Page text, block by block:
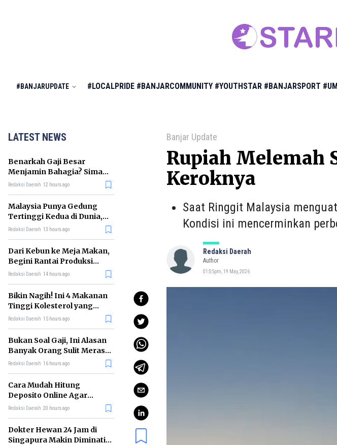
#BANJARUPDATE #LOCALPRIDE #BANJARCOMMUNITY #YOUTHSTAR #BANJARSPORT
LATEST NEWS
Benarkah Gaji Besar
Menjamin Bahagia? Simak
Penjelasan Ilmu Ekonomi
Redaksi Daerah 12 hours ago
Malaysia Punya Gedung
Tertinggi Kedua di Dunia,
Ini Daftar Lengkap 2026
Redaksi Daerah 13 hours ago
Dari Kebun ke Meja Makan,
Begini Rantai Produksi
Sawit di Indonesia
Redaksi Daerah 14 hours ago
Bikin Nagih! Ini 4 Makanan
Tinggi Kolesterol yang
Sebaiknya Dikurangi
Redaksi Daerah 15 hours ago
Bukan Soal Gaji, Ini Alasan
Banyak Orang Sulit Merasa
Cukup
Redaksi Daerah 16 hours ago
Cara Mudah Hitung
Deposito Online Agar
Untung dalam Jangka
Redaksi Daerah 20 hours ago
Dokter Hewan 24 Jam di
Singapura Makin Diminati,
Banjar Update
Rupiah Melemah
Keroknya
Saat Ringgit Malaysia
Kondisi ini mencerminkan
Redaksi Daerah
Author
01:05pm, 19 May, 2026